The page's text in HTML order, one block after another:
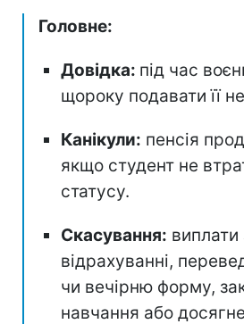
Головне:
Довідка: під час
щороку подавати її
Канікули: пенсія
якщо студент не
статусу.
Скасування:
відрахуванні,
чи вечірню форму,
навчання або